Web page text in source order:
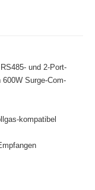
und 2-Port-
Surge-Com-
kompatibel